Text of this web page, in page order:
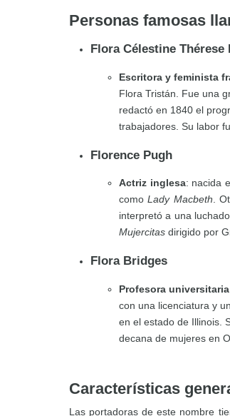
Personas famosas
Flora Célestine
Escritora y feminista
Flora Tristán. Fue una
redactó en 1840 el
trabajadores. Su labor
Florence Pugh
Actriz inglesa: nacida
comoLady Macbeth.
interpretó a una
Mujercitas dirigido por
Flora Bridges
Profesora
con una licenciatura y
en el estado de Illinois.
decana de mujeres en
Características
Las portadoras de este nombre